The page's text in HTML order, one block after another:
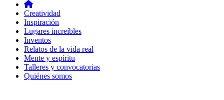
Creatividad
Inspiración
Lugares increíbles
Inventos
Relatos de la vida real
Mente y espíritu
Talleres y convocatorias
Quiénes somos